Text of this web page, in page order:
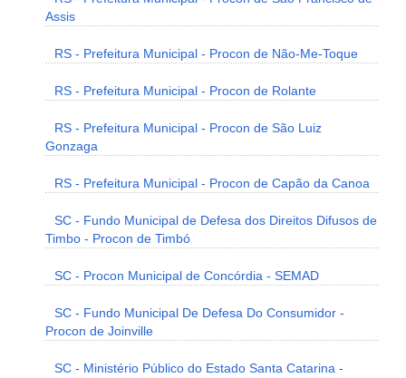
Assis
RS - Prefeitura Municipal - Procon de Não-Me-Toque
RS - Prefeitura Municipal - Procon de Rolante
RS - Prefeitura Municipal - Procon de São Luiz
Gonzaga
RS - Prefeitura Municipal - Procon de Capão da Canoa
SC - Fundo Municipal de Defesa dos Direitos Difusos de
Timbo - Procon de Timbó
SC - Procon Municipal de Concórdia - SEMAD
SC - Fundo Municipal De Defesa Do Consumidor -
Procon de Joinville
SC - Ministério Público do Estado Santa Catarina -